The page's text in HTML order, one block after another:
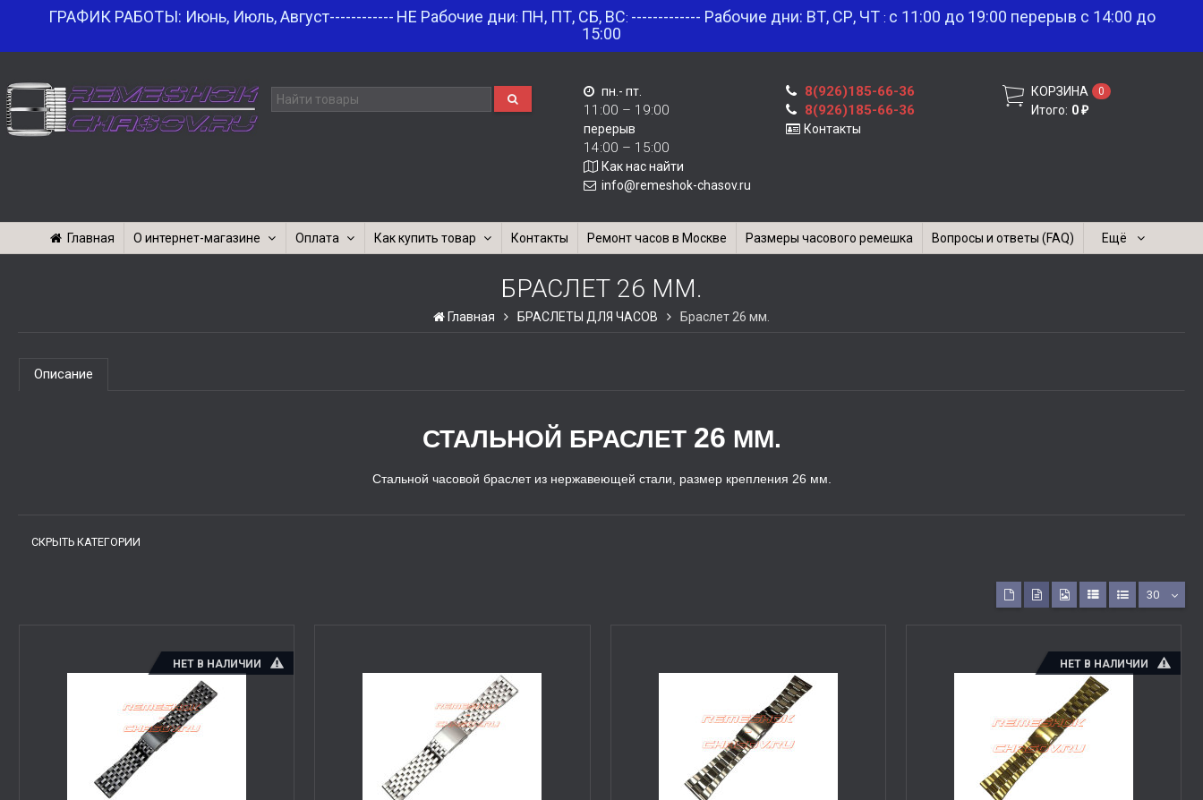
ГРАФИК РАБОТЫ: Июнь, Июль, Август------------ НЕ Рабочие дни: ПН, ПТ, СБ, ВС: ------------- Рабочие дни: ВТ, СР, ЧТ : с 11:00 до 19:00 перерыв с 14:00 до
15:00
пн.- пт.
11:00 – 19:00
перерыв
14:00 – 15:00
Как нас найти
info@remeshok-chasov.ru
8(926)185-66-36
8(926)185-66-36
Контакты
КОРЗИНА 0
Итого: 0₽
Главная О интернет-магазине Оплата Как купить товар Контакты Ремонт часов в Москве Размеры часового ремешка Вопросы и ответы (FAQ) Ещё
БРАСЛЕТ 26 ММ.
Главная БРАСЛЕТЫ ДЛЯ ЧАСОВ Браслет 26 мм.
Описание
СТАЛЬНОЙ БРАСЛЕТ 26 ММ.
Стальной часовой браслет из нержавеющей стали, размер крепления 26 мм.
СКРЫТЬ КАТЕГОРИИ
30
НЕТ В НАЛИЧИИ НЕТ В НАЛИЧИИ